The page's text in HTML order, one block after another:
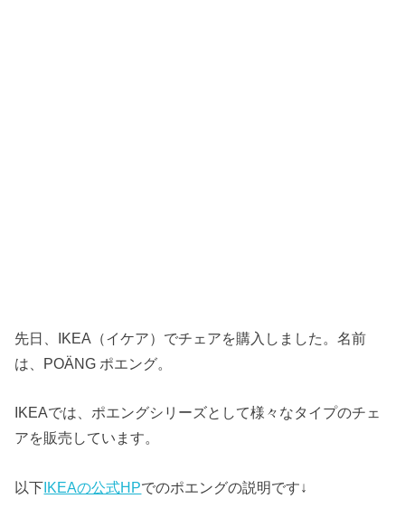
先日、IKEA（イケア）でチェアを購入しました。名前
は、POÄNG ポエング。
IKEAでは、ポエングシリーズとして様々なタイプのチェ
アを販売しています。
以下IKEAの公式HPでのポエングの説明です↓